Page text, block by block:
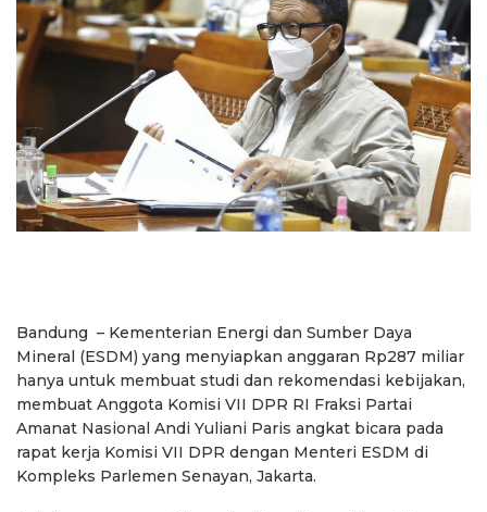
Bandung – Kementerian Energi dan Sumber Daya
Mineral (ESDM) yang menyiapkan anggaran Rp287 miliar
hanya untuk membuat studi dan rekomendasi kebijakan,
membuat Anggota Komisi VII DPR RI Fraksi Partai
Amanat Nasional Andi Yuliani Paris angkat bicara pada
rapat kerja Komisi VII DPR dengan Menteri ESDM di
Kompleks Parlemen Senayan, Jakarta.